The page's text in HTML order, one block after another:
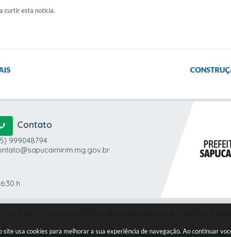
usa cookies para melhorar a sua experiência de navegação. Ao continuar
curtir esta notícia.
Contato
999048794
h